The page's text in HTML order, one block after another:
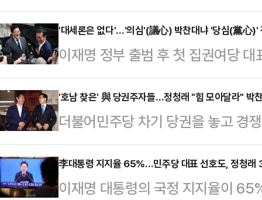
제한 등을 주요 골자로 하는 '내란
북도의회에서 기자회견을 열어 "민
히 종식하고 새로운 대한민국으로
게 된 것을 매우 뜻깊게 생각한다"
자 더 이상 그와 같은 내란이 발생
다.또 "민주사회의 오랜 과제인 검
것"이라고 했다.특별법…
'대세론은 없다'…'의심'(議心) 박찬대냐 '당심(黨心)'
이재명 정부 출범 후 첫 집권여당
한 달도 채 남지 않은 가운데 박찬
탈전이 한껏 달아오르고 있다. 이번
대의원 15%·권리당원 55%·일반
포진해 있는 호남을 집중 공략하는
이'에 돌입한 박찬대 의원은 8일 전
갖는다.7일엔 광주 지역 당원 간담
'호남 찾은' 與 당권주자들…정청래 "힘 모아달라" 박
더불어민주당 차기 당권을 놓고 경
이 민주당 텃밭인 호남을 찾아 지지
김대중컨벤션센터에서 열린 '국민
개혁 입법, 이재명 정부 성공을 위
李대통령 지지율 65%…민주당 대표 선호도, 정청
이재명 대통령의 국정 지지율이